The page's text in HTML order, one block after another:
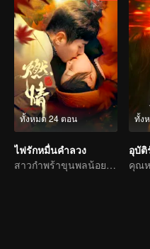
ทั้งหมด 24 ตอน
ไฟรักหมื่นคำลวง
สาวกำพร้าขุนพลน้อยรักทรหดสุดฤทธิ์
ทั้ง
อุบัติ